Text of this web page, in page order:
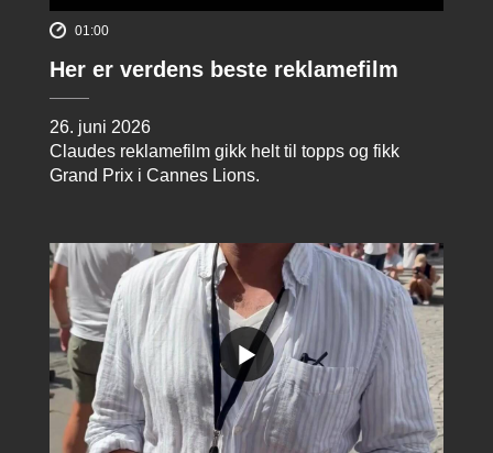
01:00
Her er verdens beste reklamefilm
26. juni 2026
Claudes reklamefilm gikk helt til topps og fikk
Grand Prix i Cannes Lions.